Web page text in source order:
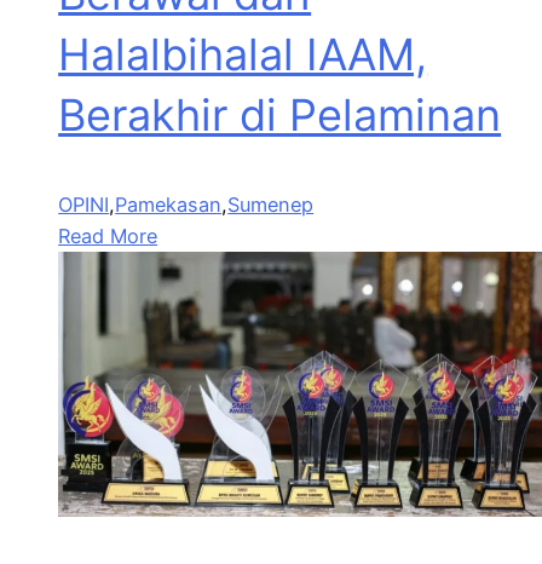
Halalbihalal IAAM,
Berakhir di Pelaminan
OPINI,Pamekasan,Sumenep
Read More